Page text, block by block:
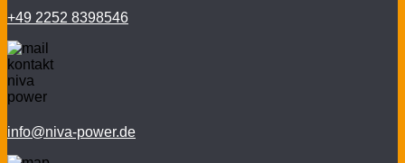
+49 2252 8398546
info@niva-power.de